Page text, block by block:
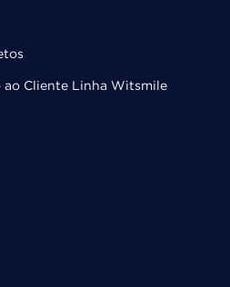
Cliente Linha Witsmile